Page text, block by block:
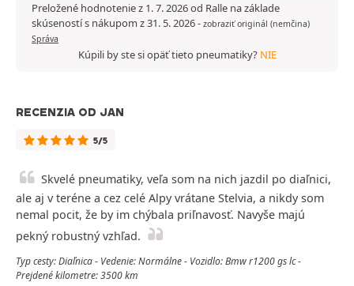
Preložené hodnotenie z 1. 7. 2026 od Ralle na základe
skúseností s nákupom z 31. 5. 2026- zobraziť originál (nemčina)
Správa
Kúpili by ste si opäť tieto pneumatiky? NIE
RECENZIA OD JAN
5/5
Skvelé pneumatiky, veľa som na nich jazdil po diaľnici,
ale aj v teréne a cez celé Alpy vrátane Stelvia, a nikdy som
nemal pocit, že by im chýbala priľnavosť. Navyše majú
pekný robustný vzhľad.
Typ cesty: Diaľnica - Vedenie: Normálne - Vozidlo: Bmw r1200 gs lc -
Prejdené kilometre: 3500 km